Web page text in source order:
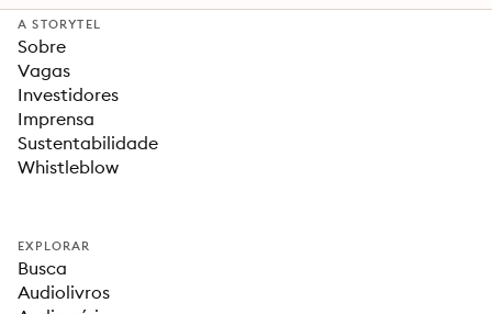
A STORYTEL
Sobre
Vagas
Investidores
Imprensa
Sustentabilidade
Whistleblow
EXPLORAR
Busca
Audiolivros